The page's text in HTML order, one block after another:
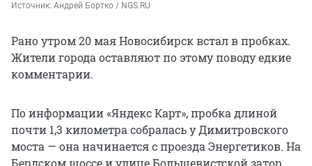
Источник: Андрей Бортко / NGS.RU
Рано утром 20 мая Новосибирск встал в пробках.
Жители города оставляют по этому поводу едкие
комментарии.
По информации «Яндекс Карт», пробка длиной
почти 1,3 километра собралась у Димитровского
моста — она начинается с проезда Энергетиков. На
Бердском шоссе и улице Большевистской затор